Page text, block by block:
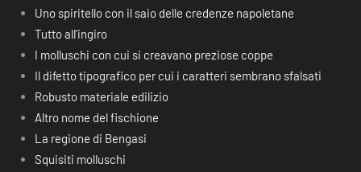
Uno spiritello con il saio delle credenze napoletane
Tutto all’ingiro
I molluschi con cui si creavano preziose coppe
Il difetto tipografico per cui i caratteri sembrano sfalsati
Robusto materiale edilizio
Altro nome del fischione
La regione di Bengasi
Squisiti molluschi